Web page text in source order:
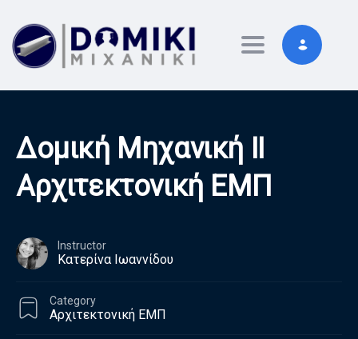
Toggle
Δομική Μηχανική ΙΙ
Αρχιτεκτονική ΕΜΠ
Instructor
Κατερίνα Ιωαννίδου
Category
Αρχιτεκτονική ΕΜΠ